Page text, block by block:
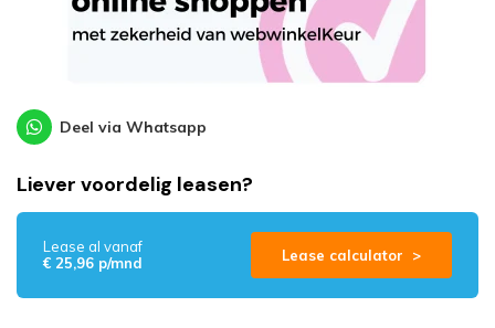
Deel via Whatsapp
Liever voordelig leasen?
Lease al vanaf
€ 25,96 p/mnd
Lease calculator >